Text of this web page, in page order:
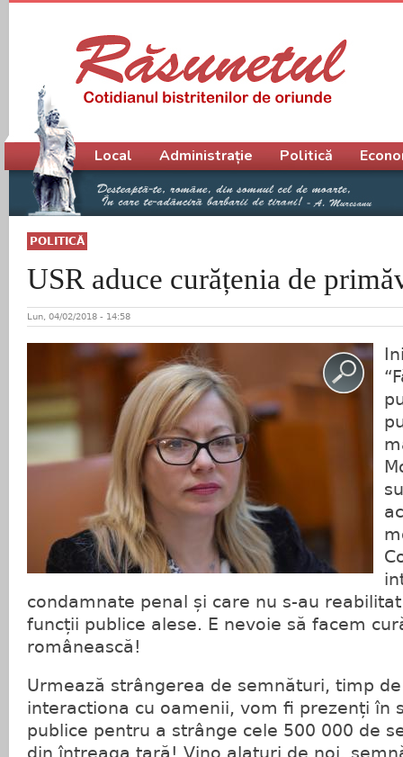
POLITICĂ
USR aduce curățenia de
Lun, 04/02/2018 - 14:58
condamnate penal și care nu s-au
funcții publice alese. E nevoie să facem
românească!
Urmează strângerea de semnături, timp
interactiona cu oamenii, vom fi prezenți în
publice pentru a strânge cele 500 000 de
din întreaga țară! Vino alaturi de noi,
Meniu principal
Local Administrație Politică